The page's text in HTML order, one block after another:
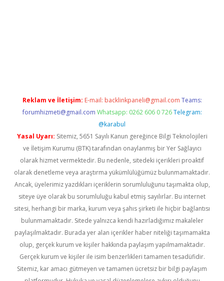
Reklam ve İletişim: E-mail: backlinkpaneli@gmail.com Teams:
forumhizmeti@gmail.com Whatsapp: 0262 606 0 726 Telegram:
@karabul
Yasal Uyarı: Sitemiz, 5651 Sayılı Kanun gereğince Bilgi Teknolojileri
ve İletişim Kurumu (BTK) tarafından onaylanmış bir Yer Sağlayıcı
olarak hizmet vermektedir. Bu nedenle, sitedeki içerikleri proaktif
olarak denetleme veya araştırma yükümlülüğümüz bulunmamaktadır.
Ancak, üyelerimiz yazdıkları içeriklerin sorumluluğunu taşımakta olup,
siteye üye olarak bu sorumluluğu kabul etmiş sayılırlar. Bu internet
sitesi, herhangi bir marka, kurum veya şahıs şirketi ile hiçbir bağlantısı
bulunmamaktadır. Sitede yalnızca kendi hazırladığımız makaleler
paylaşılmaktadır. Burada yer alan içerikler haber niteliği taşımamakta
olup, gerçek kurum ve kişiler hakkında paylaşım yapılmamaktadır.
Gerçek kurum ve kişiler ile isim benzerlikleri tamamen tesadüfidir.
Sitemiz, kar amacı gütmeyen ve tamamen ücretsiz bir bilgi paylaşım